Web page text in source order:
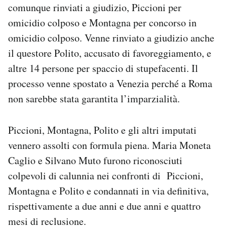
comunque rinviati a giudizio, Piccioni per
omicidio colposo e Montagna per concorso in
omicidio colposo. Venne rinviato a giudizio anche
il questore Polito, accusato di favoreggiamento, e
altre 14 persone per spaccio di stupefacenti. Il
processo venne spostato a Venezia perché a Roma
non sarebbe stata garantita l’imparzialità.
Piccioni, Montagna, Polito e gli altri imputati
vennero assolti con formula piena. Maria Moneta
Caglio e Silvano Muto furono riconosciuti
colpevoli di calunnia nei confronti di Piccioni,
Montagna e Polito e condannati in via definitiva,
rispettivamente a due anni e due anni e quattro
mesi di reclusione.